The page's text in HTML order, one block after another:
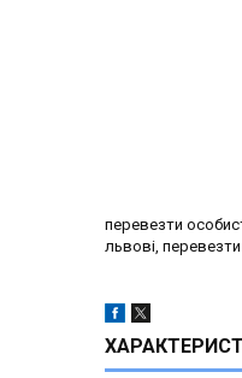
перевезти
львові,